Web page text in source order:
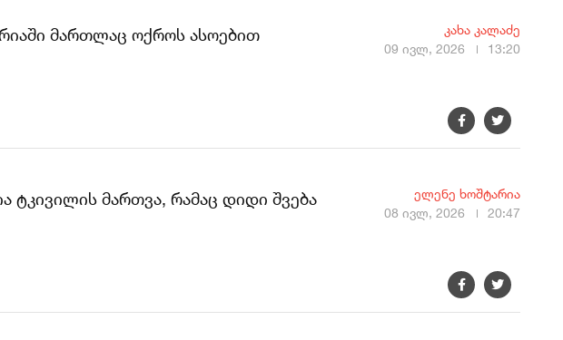
მართლაც ოქროს ასოებით
კახა კალაძე
09 ივლ, 2026
13:20
ტკივილის მართვა, რამაც დიდი შვება
ელენე ხოშტარია
08 ივლ, 2026
20:47